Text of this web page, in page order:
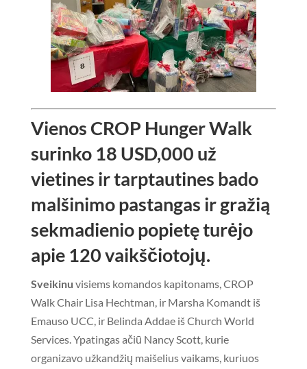
Vienos CROP Hunger Walk
surinko 18 USD,000 už
vietines ir tarptautines bado
malšinimo pastangas ir gražią
sekmadienio popietę turėjo
apie 120 vaikščiotojų.
Sveikinu visiems komandos kapitonams, CROP
Walk Chair Lisa Hechtman, ir Marsha Komandt iš
Emauso UCC, ir Belinda Addae iš Church World
Services. Ypatingas ačiū Nancy Scott, kurie
organizavo užkandžių maišelius vaikams, kuriuos